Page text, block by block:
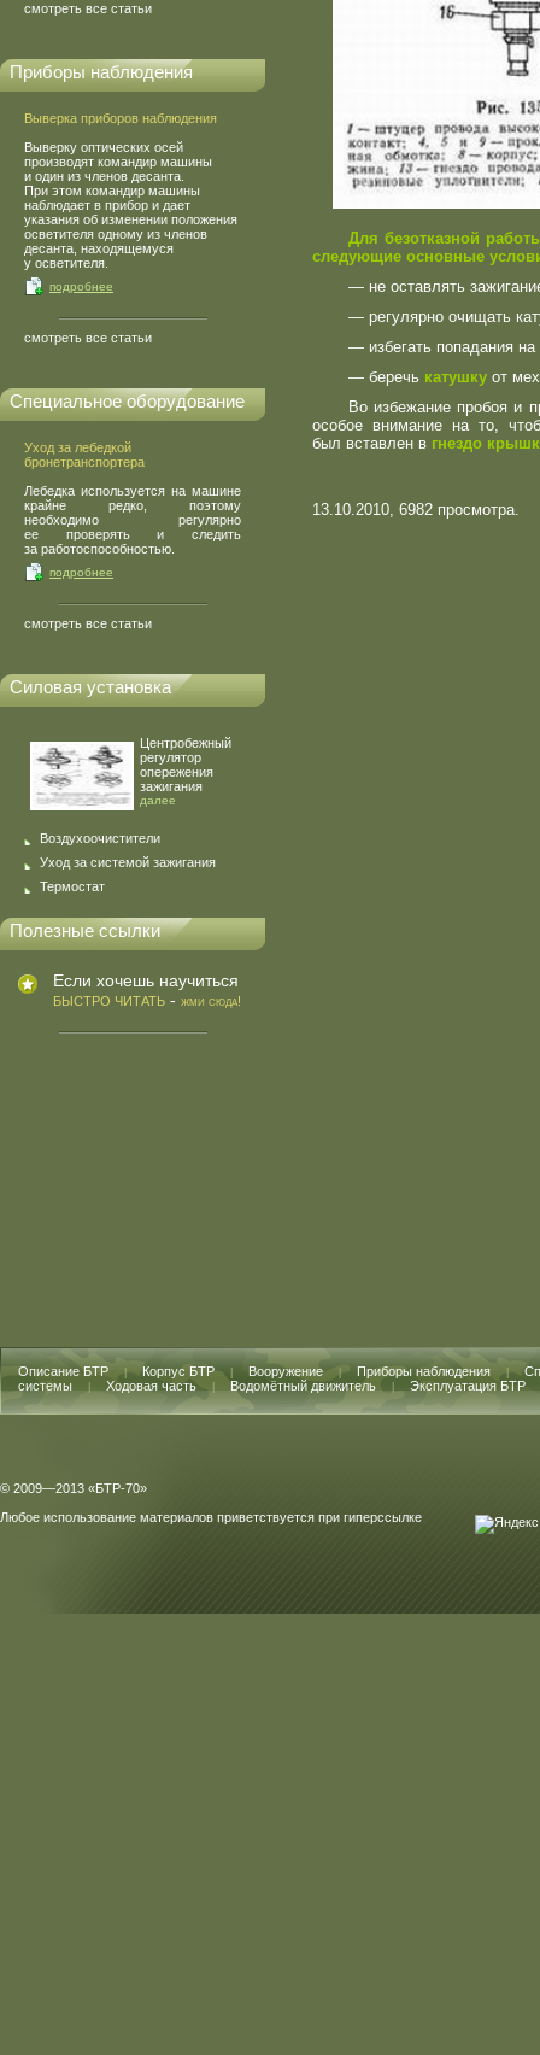
смотреть все статьи
Приборы наблюдения
Выверка приборов наблюдения
Выверку оптических осей
производят командир машины
и один из членов десанта.
При этом командир машины
наблюдает в прибор и дает
указания об изменении положения
осветителя одному из членов
десанта, находящемуся
у осветителя.
подробнее
смотреть все статьи
Специальное оборудование
Уход за лебедкой
бронетранспортера
Лебедка используется на машине
крайне редко, поэтому
необходимо регулярно
ее проверять и следить
за работоспособностью.
подробнее
смотреть все статьи
Силовая установка
Центробежный
регулятор
опережения
зажигания
далее
Воздухоочистители
Уход за системой зажигания
Термостат
Полезные ссылки
Если хочешь научиться
БЫСТРО ЧИТАТЬ - жми сюда!
Для безотказной
следующие основные
— не оставлять
— регулярно очищать
— избегать попадания
— беречь катушку от
Во избежание пробоя и
особое внимание на то,
был вставлен в гнездо
13.10.2010, 6982 просмотра.
Описание БТР Корпус БТР Вооружение Приборы наблюдения
системы
Ходовая часть Водомётный движитель Эксплуатация БТР
© 2009—2013 «БТР-70»
Любое использование материалов приветствуется при гиперссылке